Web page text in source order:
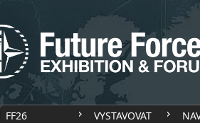
FF26 VYSTAVOVAT